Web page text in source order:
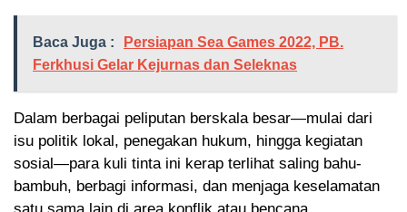
Baca Juga :
Persiapan Sea Games 2022, PB.
Ferkhusi Gelar Kejurnas dan Seleknas
Dalam berbagai peliputan berskala besar—mulai dari
isu politik lokal, penegakan hukum, hingga kegiatan
sosial—para kuli tinta ini kerap terlihat saling bahu-
bambuh, berbagi informasi, dan menjaga keselamatan